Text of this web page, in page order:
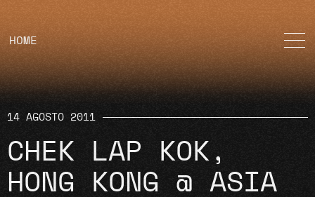
HOME
14 AGOSTO 2011
CHEK LAP KOK,
HONG KONG @ ASIA